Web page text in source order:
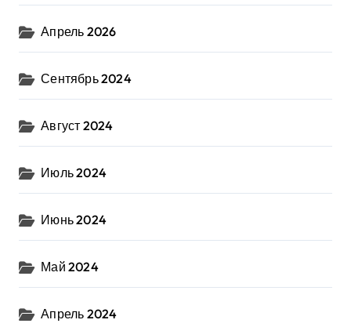
Апрель 2026
Сентябрь 2024
Август 2024
Июль 2024
Июнь 2024
Май 2024
Апрель 2024